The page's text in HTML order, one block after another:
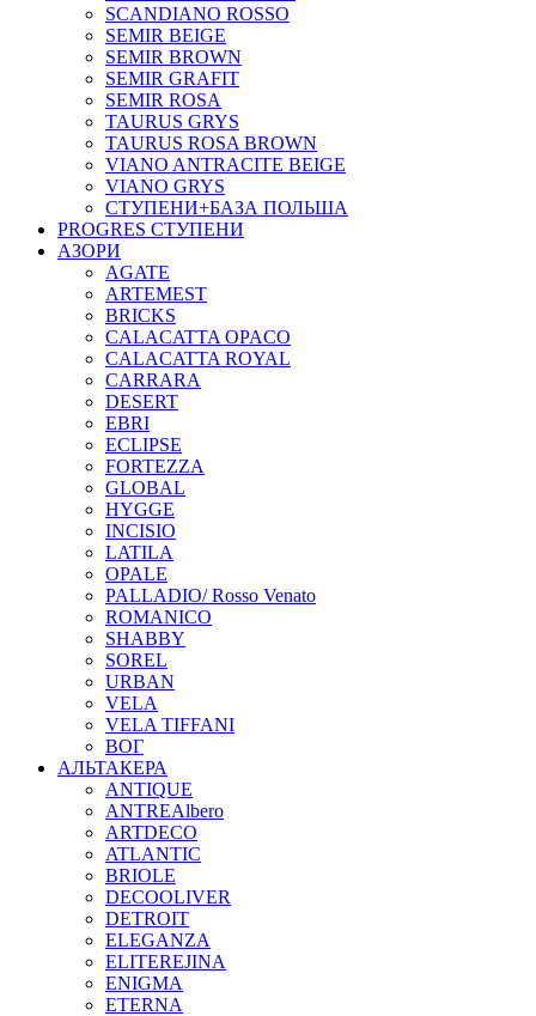
SCANDIANO ROSSO
SEMIR BEIGE
SEMIR BROWN
SEMIR GRAFIT
SEMIR ROSA
TAURUS GRYS
TAURUS ROSA BROWN
VIANO ANTRACITE BEIGE
VIANO GRYS
СТУПЕНИ+БАЗА ПОЛЬША
PROGRES СТУПЕНИ
АЗОРИ
AGATE
ARTEMEST
BRICKS
CALACATTA OPACO
CALACATTA ROYAL
CARRARA
DESERT
EBRI
ECLIPSE
FORTEZZA
GLOBAL
HYGGE
INCISIO
LATILA
OPALE
PALLADIO/ Rosso Venato
ROMANICO
SHABBY
SOREL
URBAN
VELA
VELA TIFFANI
ВОГ
АЛЬТАКЕРА
ANTIQUE
ANTREAlbero
ARTDECO
ATLANTIC
BRIOLE
DECOOLIVER
DETROIT
ELEGANZA
ELITEREJINA
ENIGMA
ETERNA